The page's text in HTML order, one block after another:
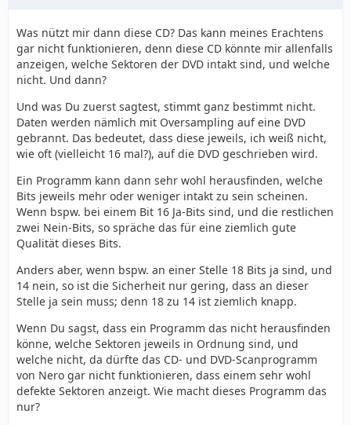
Was nützt mir dann diese CD? Das kann meines Erachtens
gar nicht funktionieren, denn diese CD könnte mir allenfalls
anzeigen, welche Sektoren der DVD intakt sind, und welche
nicht. Und dann?
Und was Du zuerst sagtest, stimmt ganz bestimmt nicht.
Daten werden nämlich mit Oversampling auf eine DVD
gebrannt. Das bedeutet, dass diese jeweils, ich weiß nicht,
wie oft (vielleicht 16 mal?), auf die DVD geschrieben wird.
Ein Programm kann dann sehr wohl herausfinden, welche
Bits jeweils mehr oder weniger intakt zu sein scheinen.
Wenn bspw. bei einem Bit 16 Ja-Bits sind, und die restlichen
zwei Nein-Bits, so spräche das für eine ziemlich gute
Qualität dieses Bits.
Anders aber, wenn bspw. an einer Stelle 18 Bits ja sind, und
14 nein, so ist die Sicherheit nur gering, dass an dieser
Stelle ja sein muss; denn 18 zu 14 ist ziemlich knapp.
Wenn Du sagst, dass ein Programm das nicht herausfinden
könne, welche Sektoren jeweils in Ordnung sind, und
welche nicht, da dürfte das CD- und DVD-Scanprogramm
von Nero gar nicht funktionieren, dass einem sehr wohl
defekte Sektoren anzeigt. Wie macht dieses Programm das
nur?